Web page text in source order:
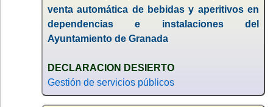
venta automática de bebidas y aperitivos en
dependencias e instalaciones del
Ayuntamiento de Granada
DECLARACION DESIERTO
Gestión de servicios públicos